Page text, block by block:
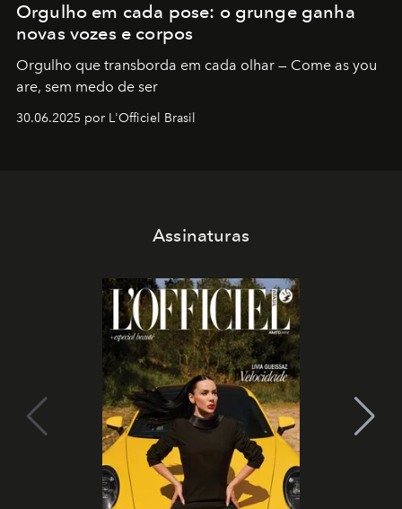
Orgulho em cada pose: o grunge ganha
novas vozes e corpos
Orgulho que transborda em cada olhar — Come as you
are, sem medo de ser
30.06.2025 por L'Officiel Brasil
Assinaturas